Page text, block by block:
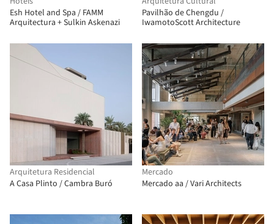
Esh Hotel and Spa / FAMM
Arquitectura + Sulkin Askenazi
Pavilhão de Chengdu /
IwamotoScott Architecture
Arquitetura Residencial
A Casa Plinto / Cambra Buró
Mercado
Mercado aa / Vari Architects